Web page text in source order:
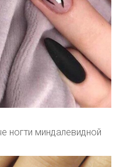
ногти миндалевидной